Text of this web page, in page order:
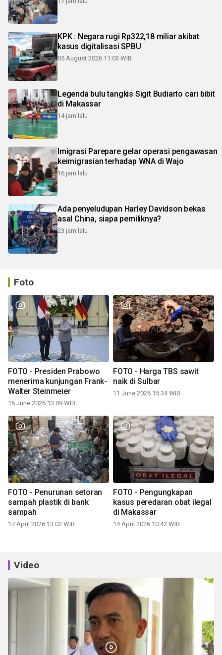
KPK : Negara rugi Rp322,18 miliar akibat
kasus digitalisasi SPBU
05 August 2026 11:03 WIB
Legenda bulu tangkis Sigit Budiarto cari bibit
di Makassar
14 jam lalu
Imigrasi Parepare gelar operasi pengawasan
keimigrasian terhadap WNA di Wajo
16 jam lalu
Ada penyeludupan Harley Davidson bekas
asal China, siapa pemiliknya?
23 jam lalu
Foto
FOTO - Presiden Prabowo
menerima kunjungan Frank-
Walter Steinmeier
15 June 2026 13:09 WIB
FOTO - Harga TBS sawit
naik di Sulbar
11 June 2026 15:34 WIB
FOTO - Penurunan setoran
sampah plastik di bank
sampah
17 April 2026 13:02 WIB
FOTO - Pengungkapan
kasus peredaran obat ilegal
di Makassar
14 April 2026 10:42 WIB
Video